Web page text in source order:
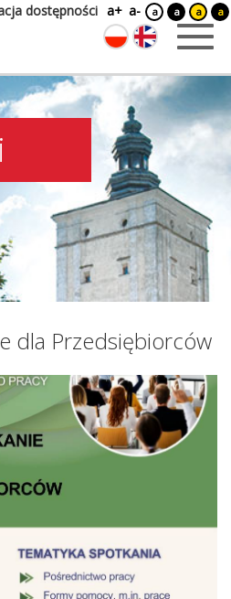
dostępności a+ a- a a a a
dla Przedsiębiorców